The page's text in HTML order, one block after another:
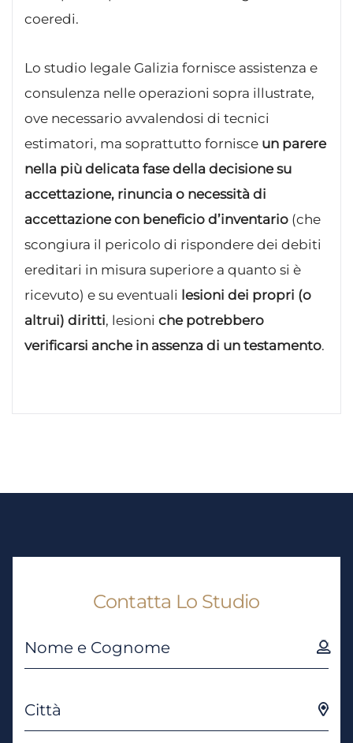
coeredi.
Lo studio legale Galizia fornisce assistenza e
consulenza nelle operazioni sopra illustrate,
ove necessario avvalendosi di tecnici
estimatori, ma soprattutto fornisce un parere
nella più delicata fase della decisione su
accettazione, rinuncia o necessità di
accettazione con beneficio d’inventario (che
scongiura il pericolo di rispondere dei debiti
ereditari in misura superiore a quanto si è
ricevuto) e su eventuali lesioni dei propri (o
altrui) diritti, lesioni che potrebbero
verificarsi anche in assenza di un testamento.
Contatta Lo Studio